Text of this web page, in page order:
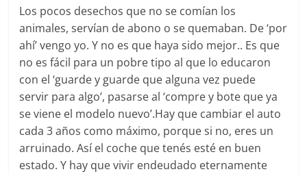
Los pocos desechos que no se comían los
animales, servían de abono o se quemaban. De ‘por
ahí’ vengo yo. Y no es que haya sido mejor.. Es que
no es fácil para un pobre tipo al que lo educaron
con el ‘guarde y guarde que alguna vez puede
servir para algo’, pasarse al ‘compre y bote que ya
se viene el modelo nuevo’.Hay que cambiar el auto
cada 3 años como máximo, porque si no, eres un
arruinado. Así el coche que tenés esté en buen
estado. Y hay que vivir endeudado eternamente